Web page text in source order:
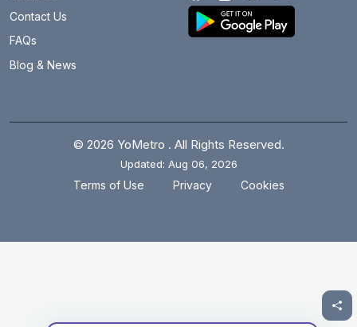
Contact Us
FAQs
Blog & News
© 2026 YoMetro . All Rights Reserved.
Updated: Aug 06, 2026
Terms of Use Privacy Cookies